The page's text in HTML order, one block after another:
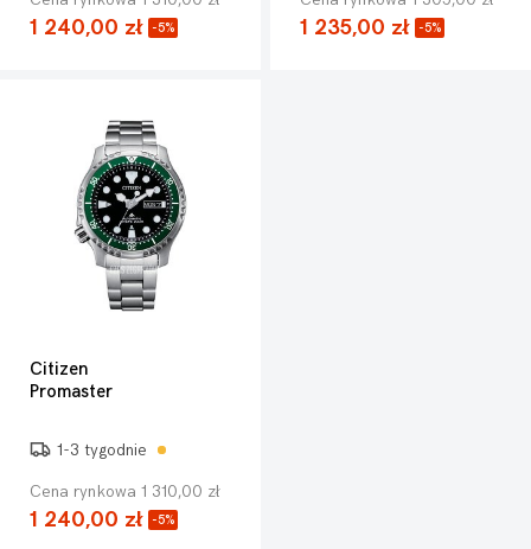
1 240,00 zł -5% 1 235,00 zł -5%
Citizen
Promaster
1-3 tygodnie
Cena rynkowa 1 310,00 zł
1 240,00 zł -5%